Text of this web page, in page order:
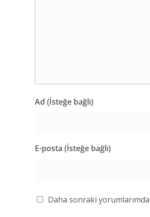
Ad (İsteğe bağlı)
E-posta (İsteğe bağlı)
Daha sonraki